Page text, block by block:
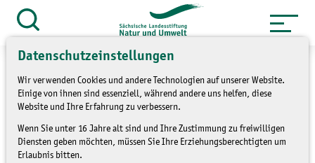
Datenschutzeinstellungen
Wir verwenden Cookies und andere Technologien auf unserer Website.
Einige von ihnen sind essenziell, während andere uns helfen, diese
Website und Ihre Erfahrung zu verbessern.
Wenn Sie unter 16 Jahre alt sind und Ihre Zustimmung zu freiwilligen
Diensten geben möchten, müssen Sie Ihre Erziehungsberechtigten um
Erlaubnis bitten.
Zum
Inhalt
springen
Suche
Service » Presse und Medien
» Pressemitteilungen